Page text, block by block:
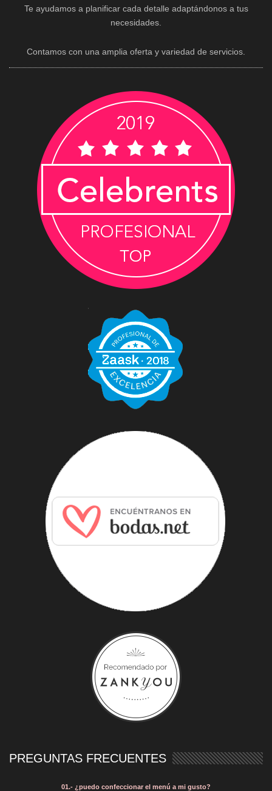
Te ayudamos a planificar cada detalle adaptándonos a tus
necesidades.
Contamos con una amplia oferta y variedad de servicios.
PREGUNTAS FRECUENTES
01.- ¿puedo confeccionar el menú a mi gusto?